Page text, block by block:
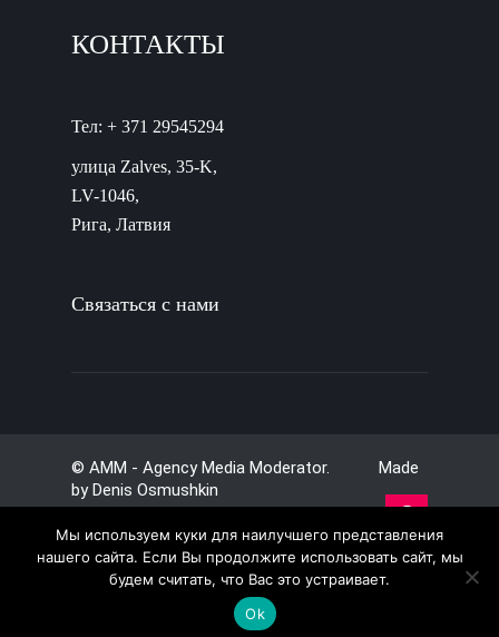
КОНТАКТЫ
Тел: + 371 29545294
улица Zalves, 35-K,
LV-1046,
Рига, Латвия
Связаться с нами
© AMM - Agency Media Moderator. Made
by Denis Osmushkin
Мы используем куки для наилучшего представления
нашего сайта. Если Вы продолжите использовать сайт, мы
будем считать, что Вас это устраивает.
Ok